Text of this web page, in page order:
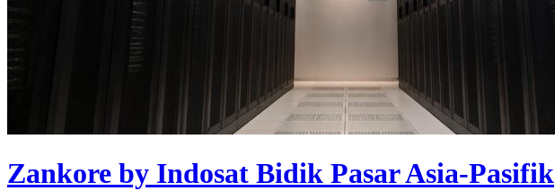
Zankore by Indosat Bidik Pasar Asia-Pasifik